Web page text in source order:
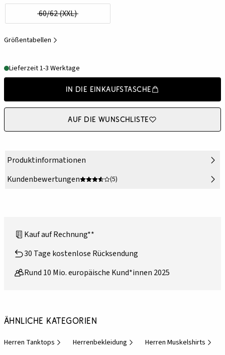
60/62 (XXL)
Größentabellen
Lieferzeit 1-3 Werktage
In die Einkaufstasche
Auf die Wunschliste
Produktinformationen
Kundenbewertungen
(5)
Kauf auf Rechnung**
30 Tage kostenlose Rücksendung
Rund 10 Mio. europäische Kund*innen 2025
Ähnliche Kategorien
Herren Tanktops Herrenbekleidung Herren Muskelshirts